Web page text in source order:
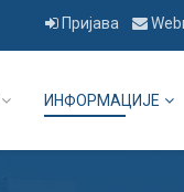
Пријава
ИНФОРМАЦИЈЕ